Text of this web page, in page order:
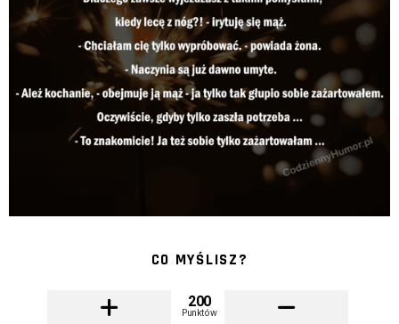
CO MYŚLISZ?
200
Punktów